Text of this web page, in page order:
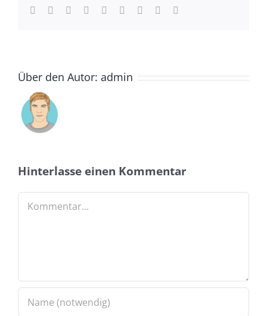
Facebook
TwitterLinkedIn
Reddit Whatsapp
TumblrPinterest
Über den Autor: admin
Hinterlasse einen Kommentar
Kommentar